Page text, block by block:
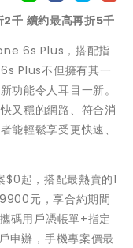
續約最高再折5千
6s Plus，搭配指
Plus不但擁有其一
功能令人耳目一新。
又穩的網路、符合消
能輕鬆享受更快速、
起，搭配最熱賣的1
元，享合約期間
碼用戶憑帳單+指定
申辦，手機專案價最